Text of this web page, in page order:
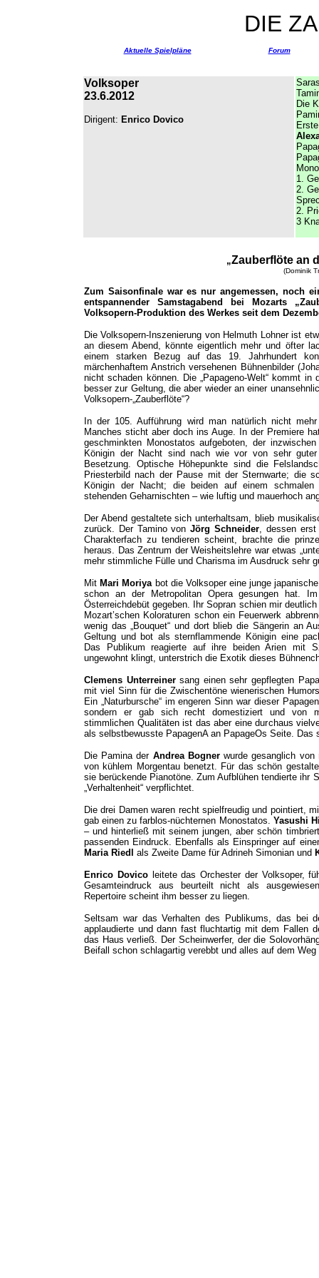
DIE
Aktuelle Spielpläne Forum
Volksoper
23.6.2012
Dirigent: Enrico Dovico
Die
1.
2.
2.
3
„Zauberflöte an
(Dominik
Zum Saisonfinale war es nur angemessen, noch
entspannender Samstagabend bei Mozarts
Volksopern-Produktion des Werkes seit dem
Die Volksopern-Inszenierung von Helmuth Lohner ist
an diesem Abend, könnte eigentlich mehr und öfter
einem starken Bezug auf das 19. Jahrhundert
märchenhaftem Anstrich versehenen Bühnenbilder
nicht schaden können. Die „Papageno-Welt“ kommt
besser zur Geltung, die aber wieder an einer
Volksopern-„Zauberflöte“?
In der 105. Aufführung wird man natürlich nicht
Manches sticht aber doch ins Auge. In der Premiere
geschminkten Monostatos aufgeboten, der
Königin der Nacht sind nach wie vor von sehr
Besetzung. Optische Höhepunkte sind die
Priesterbild nach der Pause mit der Sternwarte; die
Königin der Nacht; die beiden auf einem
stehenden Geharnischten – wie luftig und mauerhoch
Der Abend gestaltete sich unterhaltsam, blieb
zurück. Der Tamino vonJörg Schneider, dessen erst
Charakterfach zu tendieren scheint, brachte die
heraus. Das Zentrum der Weisheitslehre war etwas
mehr stimmliche Fülle und Charisma im Ausdruck sehr
Mit Mari Moriyabot die Volksoper eine junge
schon an der Metropolitan Opera gesungen hat.
Österreichdebüt gegeben. Ihr Sopran schien mir
Mozart’schen Koloraturen schon ein Feuerwerk
wenig das „Bouquet“ und dort blieb die Sängerin an
Geltung und bot als sternflammende Königin eine
Das Publikum reagierte auf ihre beiden Arien mit
ungewohnt klingt, unterstrich die Exotik dieses
Clemens Unterreinersang einen sehr gepflegten
mit viel Sinn für die Zwischentöne wienerischen
Ein „Naturbursche“ im engeren Sinn war dieser
sondern er gab sich recht domestiziert und von
stimmlichen Qualitäten ist das aber eine durchaus
als selbstbewusste PapagenA an PapageOs Seite. Das
Die Pamina der Andrea Bognerwurde gesanglich von
von kühlem Morgentau benetzt. Für das schön
sie berückende Pianotöne. Zum Aufblühen tendierte ihr
„Verhaltenheit“ verpflichtet.
Die drei Damen waren recht spielfreudig und pointiert,
gab einen zu farblos-nüchternen Monostatos. Yasushi
– und hinterließ mit seinem jungen, aber schön
passenden Eindruck. Ebenfalls als Einspringer auf
Maria Riedl
als Zweite Dame für Adrineh Simonian und
Enrico Dovico leitete das Orchester der Volksoper,
Gesamteindruck aus beurteilt nicht als
Repertoire scheint ihm besser zu liegen.
Seltsam war das Verhalten des Publikums, das bei
applaudierte und dann fast fluchtartig mit dem Fallen
das Haus verließ. Der Scheinwerfer, der die
Beifall schon schlagartig verebbt und alles auf dem